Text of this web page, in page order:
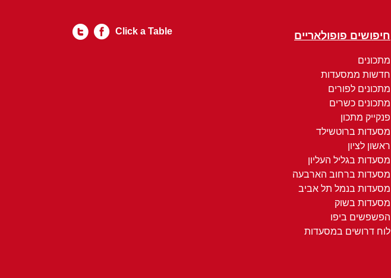
חיפושים פופולאריים
מתכונים
חדשות ממסעדות
מתכונים לפורים
מתכונים כשרים
פנקייק מתכון
מסעדות ברוטשילד
ראשון לציון
מסעדות בגליל העליון
מסעדות ברחוב הארבעה
מסעדות בנמל תל אביב
מסעדות בשוק
הפשפשים ביפו
לוח דרושים במסעדות
Click a Table